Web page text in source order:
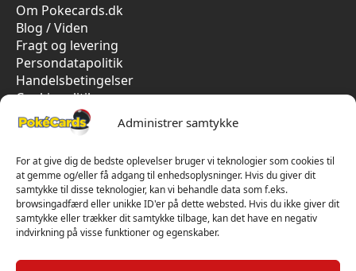
Administrer samtykke
For at give dig de bedste oplevelser bruger vi teknologier som cookies til
at gemme og/eller få adgang til enhedsoplysninger. Hvis du giver dit
samtykke til disse teknologier, kan vi behandle data som f.eks.
browsingadfærd eller unikke ID'er på dette websted. Hvis du ikke giver dit
samtykke eller trækker dit samtykke tilbage, kan det have en negativ
indvirkning på visse funktioner og egenskaber.
Om Pokecards.dk
Blog / Viden
Fragt og levering
Persondatapolitik
Handelsbetingelser
Cookiepolitik
Vi har kun 5-stjernet anmeldelser på Trustpilot